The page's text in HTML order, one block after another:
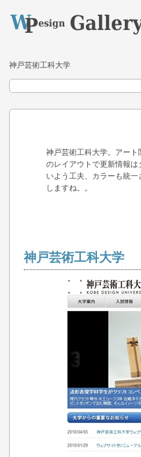
神戸芸術工科大学
神戸芸術工科大学。アー
のレイアウトで更新情報
いよう工夫、カラーも統
しますね。。
神戸芸術工科大学